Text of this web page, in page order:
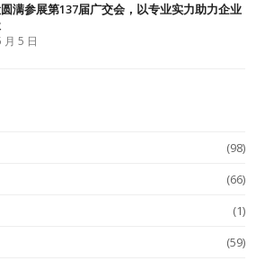
满参展第137届广交会，以专业实力助力企业
月 5 日
(98)
(66)
(1)
(59)